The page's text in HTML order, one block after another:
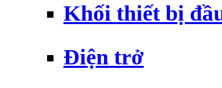
Khối thiết bị
Điện trở